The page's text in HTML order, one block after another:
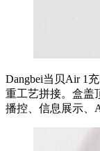
Dangbei当贝Air 1
重工艺拼接。盒盖
播控、信息展示、